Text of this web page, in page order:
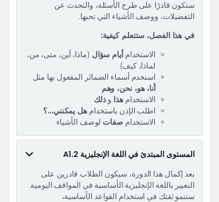
ستكون قادرًا على طرح الأسئلة، والتحدث عن
التفضيلات، ووصف الأشياء التي تحبها.
في هذا الفصل، ستتعلم كيفية:
الاستخدام أيام سؤال (ماذا، أين، متى، من،
لماذا، كيف)
استخدم أسماء الضمائر المفعول بها مثل
أنا، هو، نحن، وهم
الاستخدامهذا وذلك
اطلب الإذن باستخدام هل يمكنني...؟
الاستخدام صفات لوصف الأشياء
المستوى المبتدئ في اللغة الإنجليزية A1.2
بعد إكمال هذا الدورة، سيكون الطلاب قادرين على
التعبير باللغة الإنجليزية الأساسية في المواقف اليومية.
ستنمو ثقتك في استخدام القواعد الأساسية،